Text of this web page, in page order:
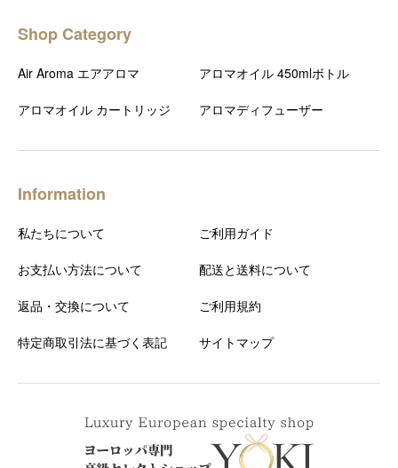
Shop Category
Air Aroma エアアロマ アロマオイル 450mlボトル
アロマオイル カートリッジ アロマディフューザー
Information
私たちについて ご利用ガイド
お支払い方法について 配送と送料について
返品・交換について ご利用規約
特定商取引法に基づく表記 サイトマップ